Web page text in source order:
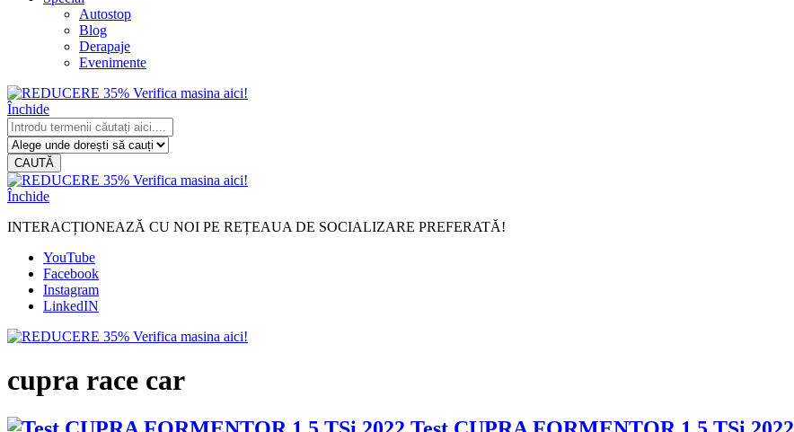
Autostop
Blog
Derapaje
Evenimente
Închide
CAUTĂ
Închide
INTERACȚIONEAZĂ CU NOI PE REȚEAUA DE SOCIALIZARE PREFERATĂ!
YouTube
Facebook
Instagram
LinkedIN
cupra race car